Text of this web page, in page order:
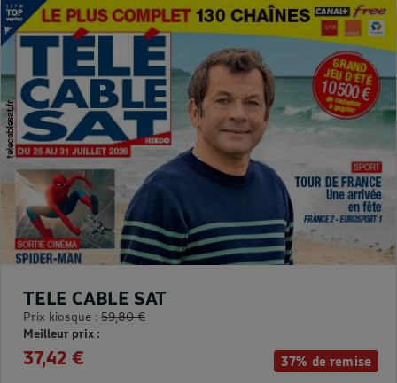
37% de remise
TELE CABLE SAT
Prix kiosque : 59,80 €
Meilleur prix :
37,42 €